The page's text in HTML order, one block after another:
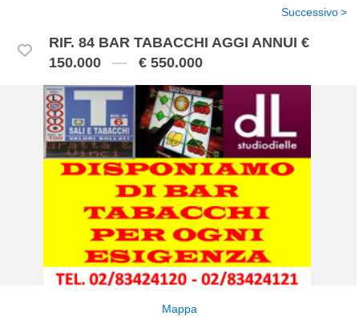
RIF. 84 BAR TABACCHI AGGI ANNUI €
150.000
€ 550.000
Successivo
Mappa